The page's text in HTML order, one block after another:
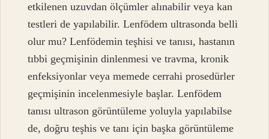
etkilenen uzuvdan ölçümler alınabilir veya kan
testleri de yapılabilir. Lenfödem ultrasonda belli
olur mu? Lenfödemin teşhisi ve tanısı, hastanın
tıbbi geçmişinin dinlenmesi ve travma, kronik
enfeksiyonlar veya memede cerrahi prosedürler
geçmişinin incelenmesiyle başlar. Lenfödem
tanısı ultrason görüntüleme yoluyla yapılabilse
de, doğru teşhis ve tanı için başka görüntüleme